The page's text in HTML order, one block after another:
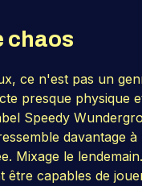
chaos
ce n'est pas un
presque physique
Speedy
davantage
Mixage le
être capables de